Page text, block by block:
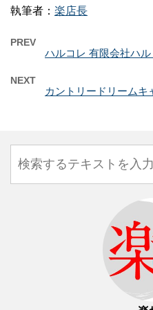
執筆者： 楽店長
PREV
ハルコレ 有限会社ハ
NEXT
カントリードリームキ